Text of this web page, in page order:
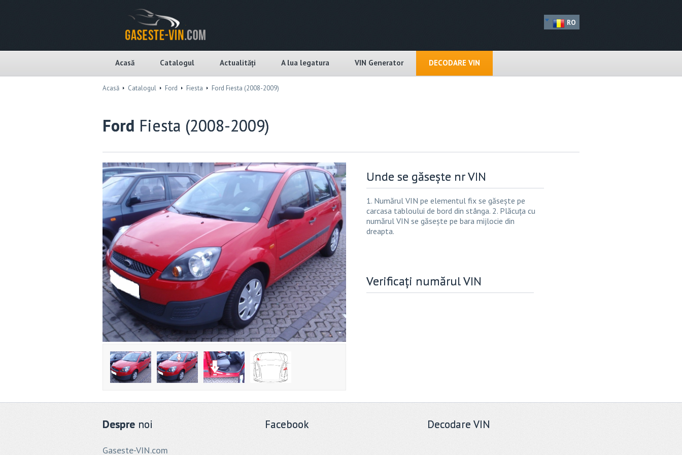
RO
Acasă Catalogul Actualități A lua legatura VIN Generator DECODARE VIN
Acasă Catalogul Ford Fiesta Ford Fiesta (2008-2009)
Ford Fiesta (2008-2009)
Unde se găsește nr VIN
1. Numărul VIN pe elementul fix se găsește pe
carcasa tabloului de bord din stânga. 2. Plăcuța cu
numărul VIN se găsește pe bara mijlocie din
dreapta.
Verificați numărul VIN
Despre noi
Gaseste-VIN.com
Facebook Decodare VIN